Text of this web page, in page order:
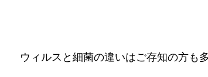
ウィルスと細菌の違いはご存知の方も